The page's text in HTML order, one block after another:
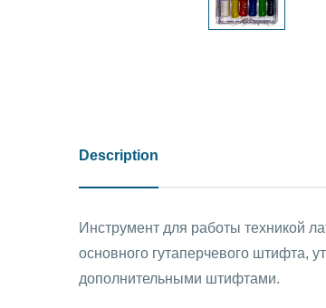
Description
Инструмент для работы техникой
основного гутаперчевого штифта,
дополнительными штифтами.